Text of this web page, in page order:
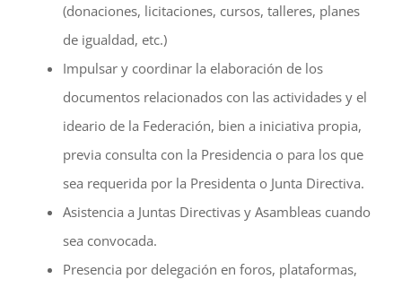
(donaciones, licitaciones, cursos, talleres, planes
de igualdad, etc.)
Impulsar y coordinar la elaboración de los
documentos relacionados con las actividades y el
ideario de la Federación, bien a iniciativa propia,
previa consulta con la Presidencia o para los que
sea requerida por la Presidenta o Junta Directiva.
Asistencia a Juntas Directivas y Asambleas cuando
sea convocada.
Presencia por delegación en foros, plataformas,